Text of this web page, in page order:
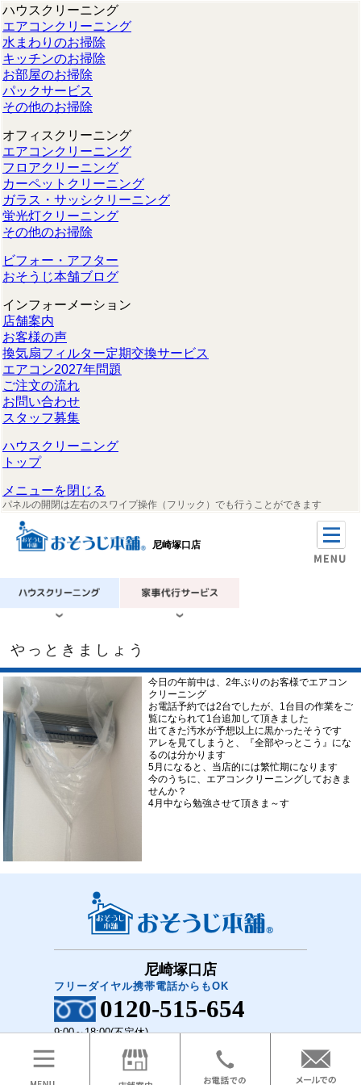
ハウスクリーニング
エアコンクリーニング
水まわりのお掃除
キッチンのお掃除
お部屋のお掃除
パックサービス
その他のお掃除
オフィスクリーニング
エアコンクリーニング
フロアクリーニング
カーペットクリーニング
ガラス・サッシクリーニング
蛍光灯クリーニング
その他のお掃除
ビフォー・アフター
おそうじ本舗ブログ
インフォーメーション
店舗案内
お客様の声
換気扇フィルター定期交換サービス
エアコン2027年問題
ご注文の流れ
お問い合わせ
スタッフ募集
ハウスクリーニング
トップ
メニューを閉じる
パネルの開閉は左右のスワイプ操作（フリック）でも行うことができます
尼崎塚口店
やっときましょう
今日の午前中は、2年ぶりのお客様でエアコン
クリーニング
お電話予約では2台でしたが、1台目の作業をご
覧になられて1台追加して頂きました
出てきた汚水が予想以上に黒かったそうです
アレを見てしまうと、『全部やっとこう』にな
るのは分かります
5月になると、当店的には繁忙期になります
今のうちに、エアコンクリーニングしておきま
せんか？
4月中なら勉強させて頂きま～す
尼崎塚口店
フリーダイヤル携帯電話からもOK
0120-515-654
9:00～18:00(不定休)
COPYRIGHT(C)2018 おそうじ本舗 尼崎塚口店 All Rights Reserved.